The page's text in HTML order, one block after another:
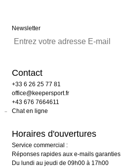
Newsletter
Contact
+33 6 26 25 77 81
office@keepersport.fr
+43 676 7664611
Chat en ligne
Horaires d'ouvertures
Service commercial :
Réponses rapides aux e-mails garanties
Du lundi au jeudi de 09h00 à 17h00